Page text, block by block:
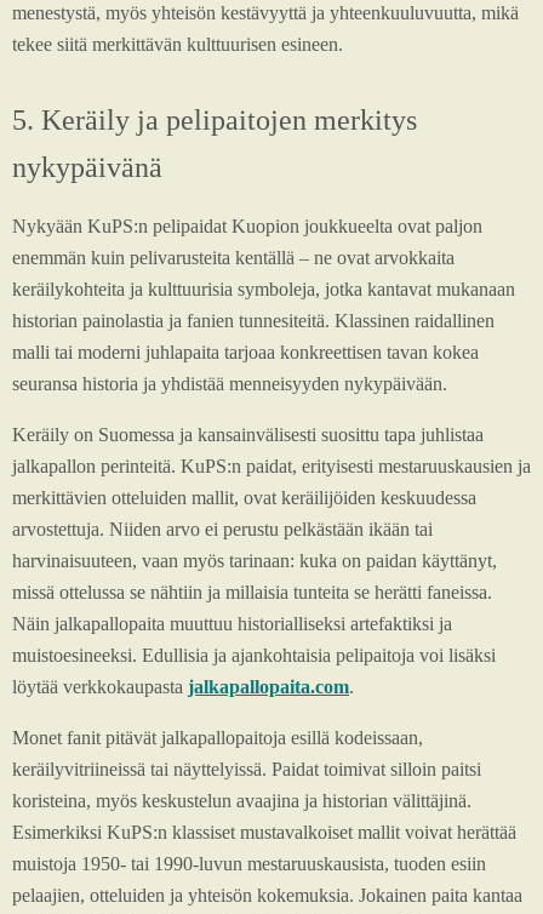
menestystä, myös yhteisön kestävyyttä ja yhteenkuuluvuutta, mikä
tekee siitä merkittävän kulttuurisen esineen.
5. Keräily ja pelipaitojen merkitys
nykypäivänä
Nykyään KuPS:n pelipaidat Kuopion joukkueelta ovat paljon
enemmän kuin pelivarusteita kentällä – ne ovat arvokkaita
keräilykohteita ja kulttuurisia symboleja, jotka kantavat mukanaan
historian painolastia ja fanien tunnesiteitä. Klassinen raidallinen
malli tai moderni juhlapaita tarjoaa konkreettisen tavan kokea
seuransa historia ja yhdistää menneisyyden nykypäivään.
Keräily on Suomessa ja kansainvälisesti suosittu tapa juhlistaa
jalkapallon perinteitä. KuPS:n paidat, erityisesti mestaruuskausien ja
merkittävien otteluiden mallit, ovat keräilijöiden keskuudessa
arvostettuja. Niiden arvo ei perustu pelkästään ikään tai
harvinaisuuteen, vaan myös tarinaan: kuka on paidan käyttänyt,
missä ottelussa se nähtiin ja millaisia tunteita se herätti faneissa.
Näin jalkapallopaita muuttuu historialliseksi artefaktiksi ja
muistoesineeksi. Edullisia ja ajankohtaisia pelipaitoja voi lisäksi
löytää verkkokaupasta jalkapallopaita.com.
Monet fanit pitävät jalkapallopaitoja esillä kodeissaan,
keräilyvitriineissä tai näyttelyissä. Paidat toimivat silloin paitsi
koristeina, myös keskustelun avaajina ja historian välittäjinä.
Esimerkiksi KuPS:n klassiset mustavalkoiset mallit voivat herättää
muistoja 1950- tai 1990-luvun mestaruuskausista, tuoden esiin
pelaajien, otteluiden ja yhteisön kokemuksia. Jokainen paita kantaa